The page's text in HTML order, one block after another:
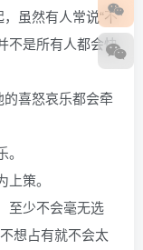
虽然有人常说“不
不是所有人都会快
喜怒哀乐都会牵
策。
至少不会毫无选
想占有就不会太